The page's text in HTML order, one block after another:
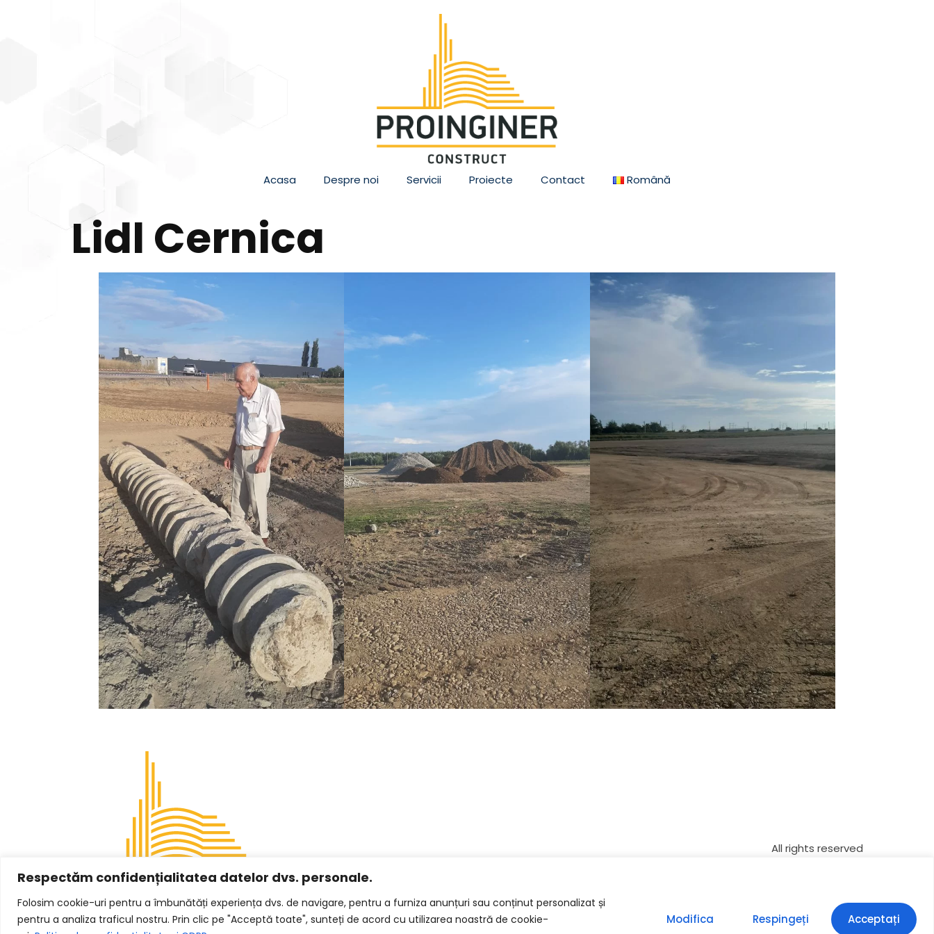
Respectăm confidențialitatea datelor dvs. personale.
Folosim cookie-uri pentru a îmbunătăți experiența dvs. de navigare, pentru a furniza anunțuri sau conținut personalizat și
pentru a analiza traficul nostru. Prin clic pe "Acceptă toate", sunteți de acord cu utilizarea noastră de cookie-
Modifica Respingeți Acceptați
Acasa Despre noi Servicii Proiecte Contact Română
Lidl Cernica
All rights reserved